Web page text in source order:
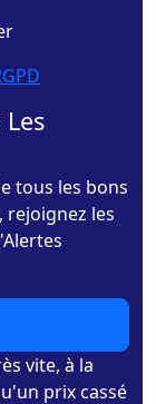
tous les bons
rejoignez les
vite, à la
prix cassé